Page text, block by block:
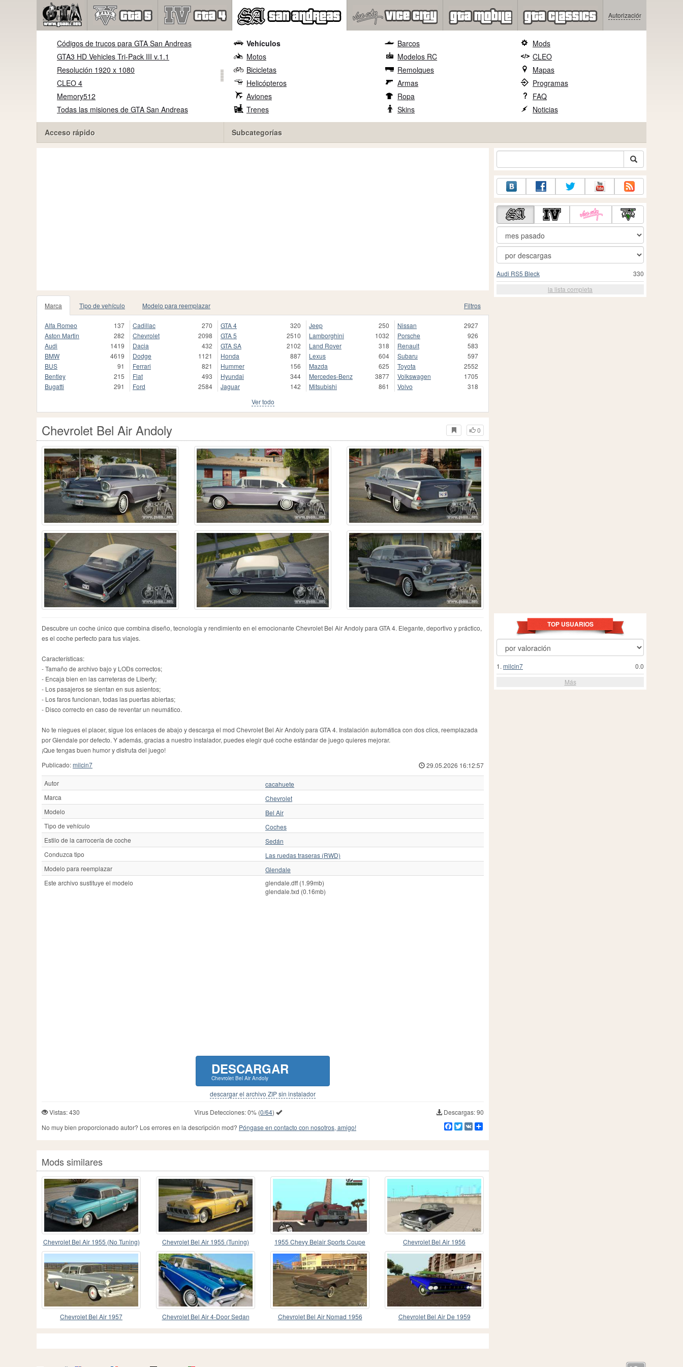
Autorización
Códigos de trucos para GTA San Andreas
GTA3 HD Vehicles Tri-Pack III v.1.1
Resolución 1920 x 1080
CLEO 4
Memory512
Todas las misiones de GTA San Andreas
Acceso rápido
Vehículos
Motos
Bicicletas
Helicópteros
Aviones
Trenes
Barcos
Modelos RC
Remolques
Armas
Ropa
Skins
Mods
CLEO
Mapas
Programas
FAQ
Noticias
Subcategorías
Marca Tipo de vehículo Modelo para reemplazar Filtros
Alfa Romeo
137
Aston Martin
282
Audi
1419
BMW
4619
BUS
91
Bentley
215
Bugatti
291
Cadillac
270
Chevrolet
2098
Dacia
432
Dodge
1121
Ferrari
821
Fiat
493
Ford
2584
GTA 4
320
GTA 5
2510
GTA SA
2102
Honda
887
Hummer
156
Hyundai
344
Jaguar
142
Jeep
250
Lamborghini
1032
Land Rover
318
Lexus
604
Mazda
625
Mercedes-Benz
3877
Mitsubishi
861
Nissan
2927
Porsche
926
Renault
583
Subaru
597
Toyota
2552
Volkswagen
1705
Volvo
318
Ver todo
0
Chevrolet Bel Air Andoly
Descubre un coche único que combina diseño, tecnología y rendimiento en el emocionante Chevrolet Bel Air Andoly para GTA 4. Elegante, deportivo y práctico,
es el coche perfecto para tus viajes.
Características:
- Tamaño de archivo bajo y LODs correctos;
- Encaja bien en las carreteras de Liberty;
- Los pasajeros se sientan en sus asientos;
- Los faros funcionan, todas las puertas abiertas;
- Disco correcto en caso de reventar un neumático.
No te niegues el placer, sigue los enlaces de abajo y descarga el mod Chevrolet Bel Air Andoly para GTA 4. Instalación automática con dos clics, reemplazada
por Glendale por defecto. Y además, gracias a nuestro instalador, puedes elegir qué coche estándar de juego quieres mejorar.
¡Que tengas buen humor y disfruta del juego!
Publicado:milcin7 29.05.2026 16:12:57
Autor
cacahuete
Marca
Chevrolet
Modelo
Bel Air
Tipo de vehículo
Coches
Estilo de la carrocería de coche
Sedán
Conduzca tipo
Las ruedas traseras (RWD)
Modelo para reemplazar
Glendale
Este archivo sustituye el modelo
glendale.dff (1.99mb)
glendale.txd (0.16mb)
DESCARGAR
Chevrolet Bel Air Andoly
descargar el archivo ZIP sin instalador
Vistas: 430 Virus Detecciones:0%(0/64)
Descargas: 90
No muy bien proporcionado autor? Los errores en la descripción mod? Póngase en contacto con nosotros, amigo! Facebook
Twitter
VK
Mods similares
Chevrolet Bel Air 1955 (No Tuning) Chevrolet Bel Air 1955 (Tuning) 1955 Chevy Belair Sports Coupe Chevrolet Bel Air 1956
Chevrolet Bel Air 1957
Chevrolet Bel Air 4-Door Sedan
Chevrolet Bel Air Nomad 1956 Chevrolet Bel Air De 1959
330
Audi RS5 Bleck
la lista completa
TOP USUARIOS
0.0
1. milcin7
Más